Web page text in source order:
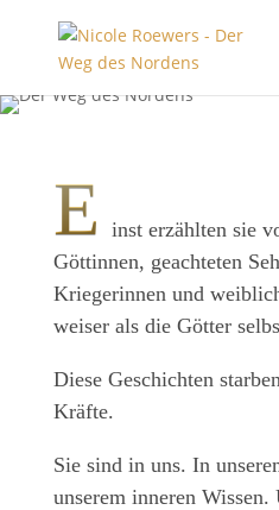
E
inst erzählten sie
Göttinnen, geachteten
Kriegerinnen und
weiser als die Götter
Diese Geschichten
Kräfte.
Sie sind in uns. In
unserem inneren